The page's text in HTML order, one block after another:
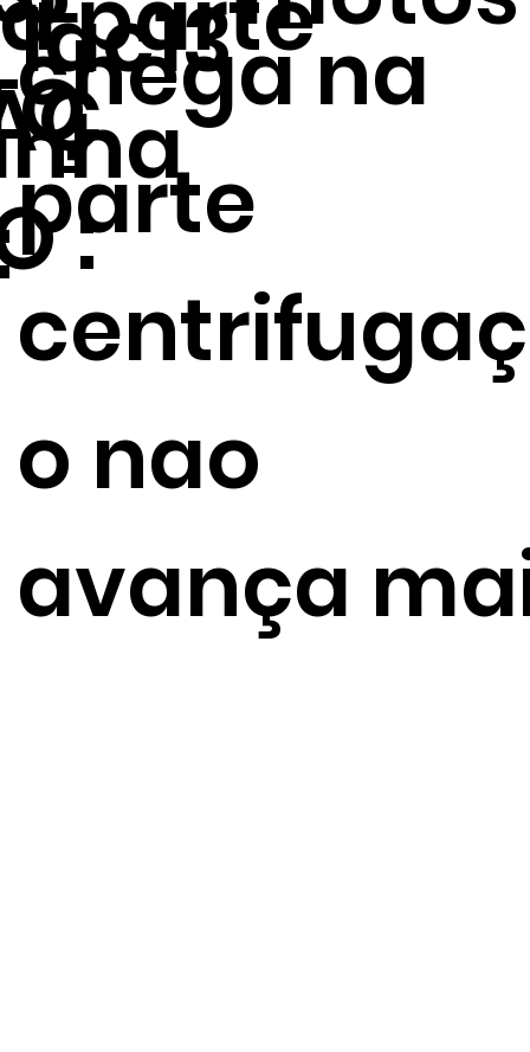
lac13
chega na
parte
o nao
avança
: